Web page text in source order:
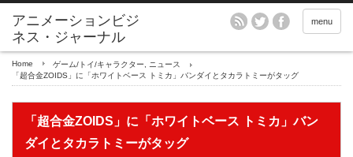
アニメーションビジ
ネス・ジャーナル
menu
Home ゲーム/トイ/キャラクター
ニュース
「超合金ZOIDS」に「ホワイトベース トミカ」バンダイとタカラトミーがタッグ
「超合金ZOIDS」に「ホワイトベース トミカ」バン
ダイとタカラトミーがタッグ